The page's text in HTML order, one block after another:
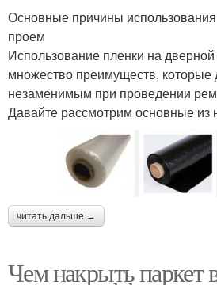
Основные причины
проем
Использование пленки на
множество преимуществ, которые
незаменимым при проведении
Давайте рассмотрим основные из
читать дальше →
Чем накрыть паркет